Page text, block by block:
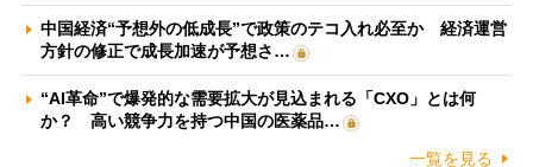
中国経済“予想外の低成長”で政策のテコ入れ必至か 経済運営
方針の修正で成長加速が予想さ…
“AI革命”で爆発的な需要拡大が見込まれる「CXO」とは何
か？ 高い競争力を持つ中国の医薬品…
一覧を見る